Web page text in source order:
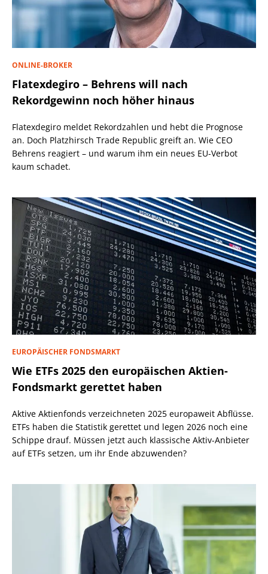
ONLINE-BROKER
Flatexdegiro – Behrens will nach
Rekordgewinn noch höher hinaus
Flatexdegiro meldet Rekordzahlen und hebt die Prognose
an. Doch Platzhirsch Trade Republic greift an. Wie CEO
Behrens reagiert – und warum ihm ein neues EU-Verbot
kaum schadet.
EUROPÄISCHER FONDSMARKT
Wie ETFs 2025 den europäischen Aktien-
Fondsmarkt gerettet haben
Aktive Aktienfonds verzeichneten 2025 europaweit Abflüsse.
ETFs haben die Statistik gerettet und legen 2026 noch eine
Schippe drauf. Müssen jetzt auch klassische Aktiv-Anbieter
auf ETFs setzen, um ihr Ende abzuwenden?